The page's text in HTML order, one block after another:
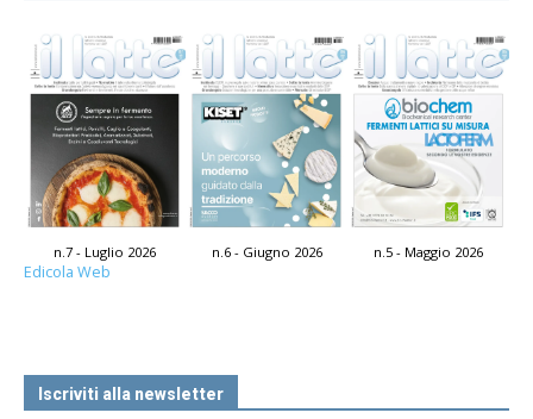
n.7 - Luglio 2026 n.6 - Giugno 2026 n.5 - Maggio 2026
Edicola Web
Iscriviti alla newsletter